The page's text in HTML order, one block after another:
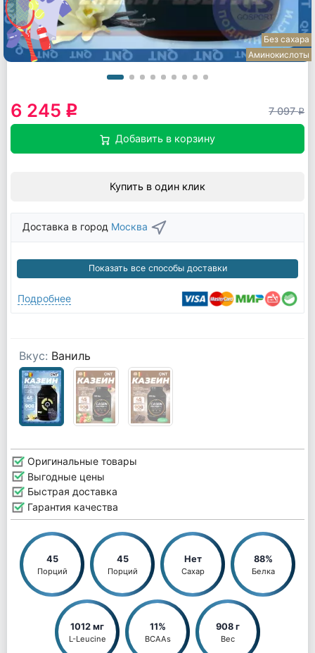
Без сахара
Аминокислоты
6 245 q 7 097q
Добавить в корзину
Купить в один клик
Доставка в город Москва
Показать все способы доставки
Подробнее
Вкус: Ваниль
Оригинальные товары
Выгодные цены
Быстрая доставка
Гарантия качества
45
Порций
45
Порций
Нет
Сахар
88%
Белка
1012 мг
L-Leucine
11%
BCAAs
908 г
Вес